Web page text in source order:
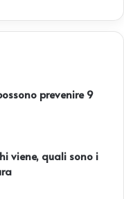
prevenire 9
viene, quali sono i